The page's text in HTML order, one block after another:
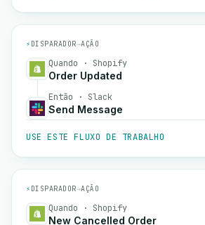
⚡ DISPARADOR→AÇÃO
Quando · Shopify
Order Updated
Então · Slack
Send Message
USE ESTE FLUXO DE TRABALHO
⚡ DISPARADOR→AÇÃO
Quando · Shopify
New Cancelled Order